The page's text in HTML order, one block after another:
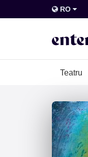
RO
Teatru